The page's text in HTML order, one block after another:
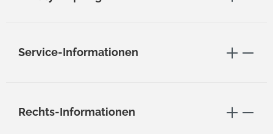
Service-Informationen
Rechts-Informationen